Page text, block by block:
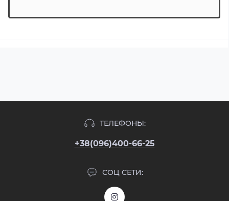
ТЕЛЕФОНЫ:
+38(096)400-66-25
СОЦ СЕТИ: